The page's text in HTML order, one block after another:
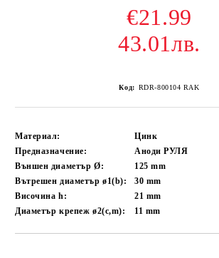
€21.99
43.01лв.
Код: RDR-800104 RAK
Материал:
Цинк
Предназначение:
Аноди РУЛЯ
Външен диаметър Ø:
125mm
Вътрешен диаметър ø1(b):
30 mm
Височина h:
21 mm
Диаметър крепеж ø2(c,m):
11 mm